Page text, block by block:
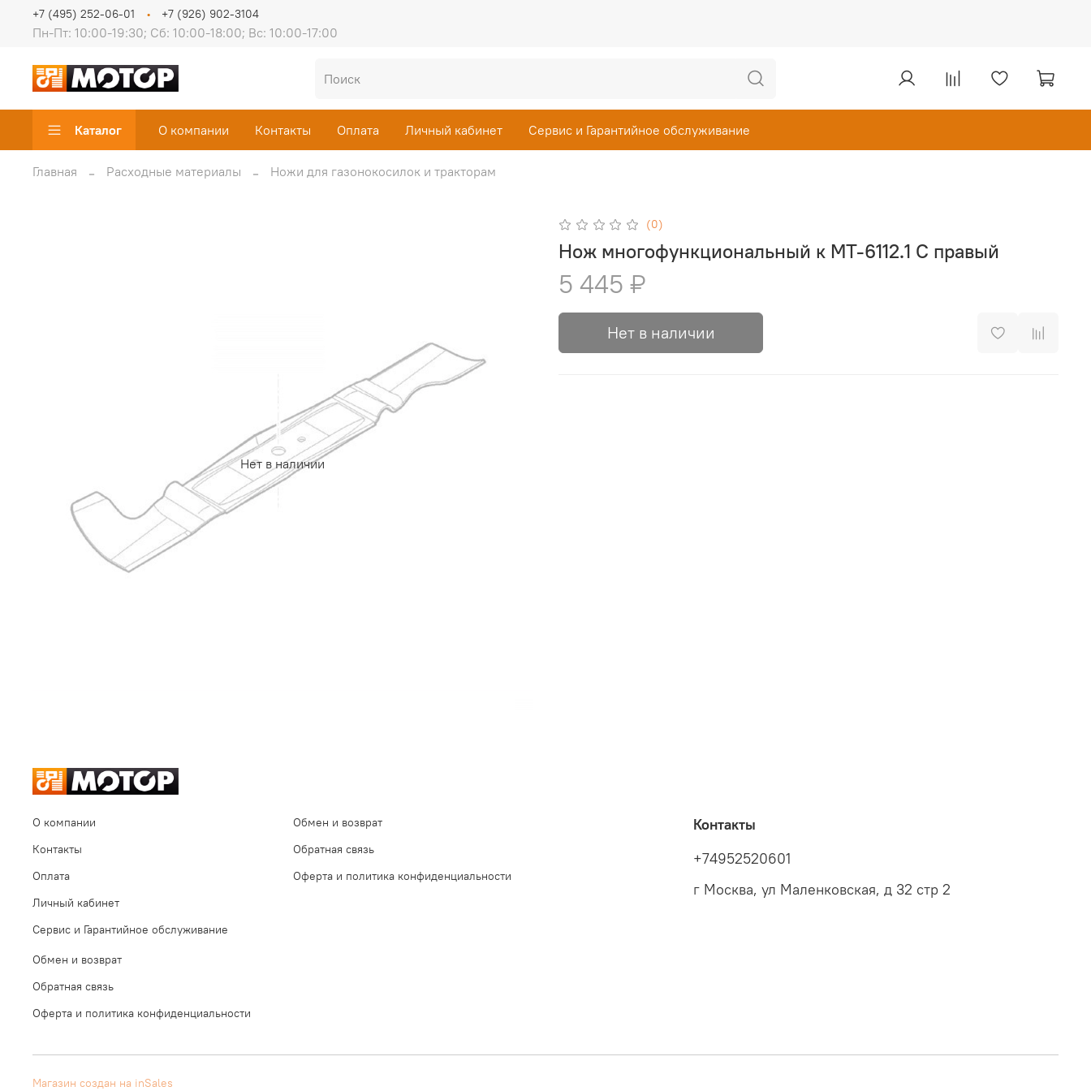
Пн-Пт: 10:00-19:30; Сб: 10:00-18:00; Вс: 10:00-17:00
+7 (495) 252-06-01 +7 (926) 902-3104
Каталог О компании Контакты Оплата Личный кабинет Сервис и Гарантийное обслуживание
Главная Расходные материалы Ножи для газонокосилок и тракторам
Нет в наличии
(0)
Нож многофункциональный к MT-6112.1 С правый
5 445 ₽
Нет в наличии
О компании
Контакты
Оплата
Личный кабинет
Сервис и Гарантийное обслуживание
Обмен и возврат
Обратная связь
Оферта и политика конфиденциальности
Обмен и возврат
Обратная связь
Оферта и политика конфиденциальности
Контакты
+74952520601
г Москва, ул Маленковская, д 32 стр 2
Магазин создан на inSales